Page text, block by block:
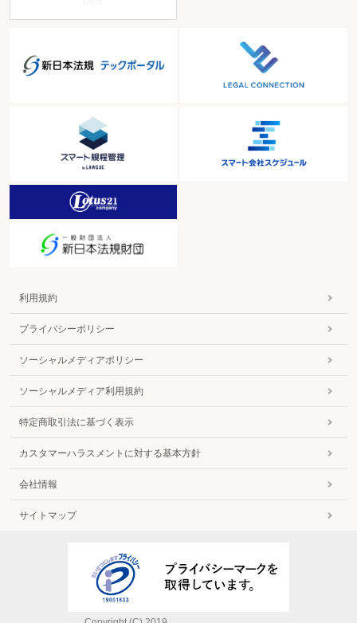
利用規約
プライバシーポリシー
ソーシャルメディアポリシー
ソーシャルメディア利用規約
特定商取引法に基づく表示
カスタマーハラスメントに対する基本方針
会社情報
サイトマップ